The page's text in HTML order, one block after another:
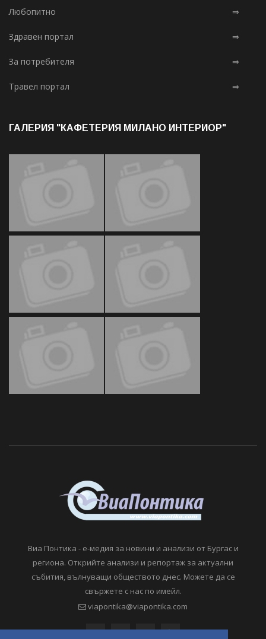
Любопитно ⇒
Здравен портал ⇒
За потребителя ⇒
Травел портал ⇒
ГАЛЕРИЯ "КАФЕТЕРИЯ МИЛАНО ИНТЕРИОР"
Виа Понтика - е-медия за новини и анализи от Бургас и
региона. Открийте анализи и репортаж за актуални
събития, вълнуващи обществото днес. Можете да се
свържете с нас по имейл.
viapontika@viapontika.com